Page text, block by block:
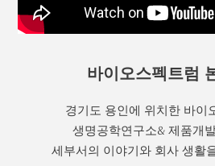
바이오스펙트럼
경기도 용인에 위치한 바이
생명공학연구소& 제품개
세부서의 이야기와 회사 생활